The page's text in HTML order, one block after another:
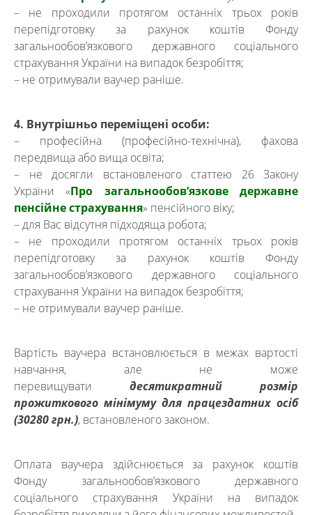
– не проходили протягом останніх трьох років
перепідготовку за рахунок коштів Фонду
загальнообов’язкового державного соціального
страхування України на випадок безробіття;
– не отримували ваучер раніше.
4. Внутрішньо переміщені особи:
– професійна (професійно-технічна), фахова
передвища або вища освіта;
– не досягли встановленого статтею 26 Закону
України «Про загальнообов’язкове державне
пенсійне страхування» пенсійного віку;
– для Вас відсутня підходяща робота;
– не проходили протягом останніх трьох років
перепідготовку за рахунок коштів Фонду
загальнообов’язкового державного соціального
страхування України на випадок безробіття;
– не отримували ваучер раніше.
Вартість ваучера встановлюється в межах вартості
навчання, але не може
перевищувати десятикратний розмір
прожиткового мінімуму для працездатних осіб
(30280 грн.), встановленого законом.
Оплата ваучера здійснюється за рахунок коштів
Фонду загальнообов’язкового державного
соціального страхування України на випадок